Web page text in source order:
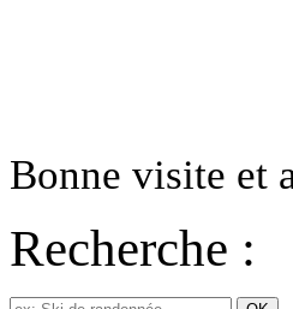
Bonne visite et
Recherche :